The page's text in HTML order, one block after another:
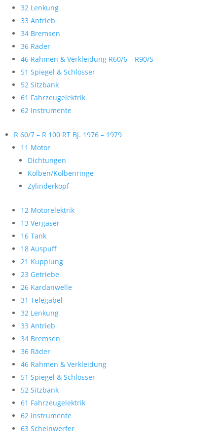
32 Lenkung
33 Antrieb
34 Bremsen
36 Räder
46 Rahmen & Verkleidung R60/6 – R90/S
51 Spiegel & Schlösser
52 Sitzbank
61 Fahrzeugelektrik
62 Instrumente
R 60/7 – R 100 RT Bj. 1976 – 1979
11 Motor
Dichtungen
Kolben/Kolbenringe
Zylinderkopf
12 Motorelektrik
13 Vergaser
16 Tank
18 Auspuff
21 Kupplung
23 Getriebe
26 Kardanwelle
31 Telegabel
32 Lenkung
33 Antrieb
34 Bremsen
36 Räder
46 Rahmen & Verkleidung
51 Spiegel & Schlösser
52 Sitzbank
61 Fahrzeugelektrik
62 Instrumente
63 Scheinwerfer